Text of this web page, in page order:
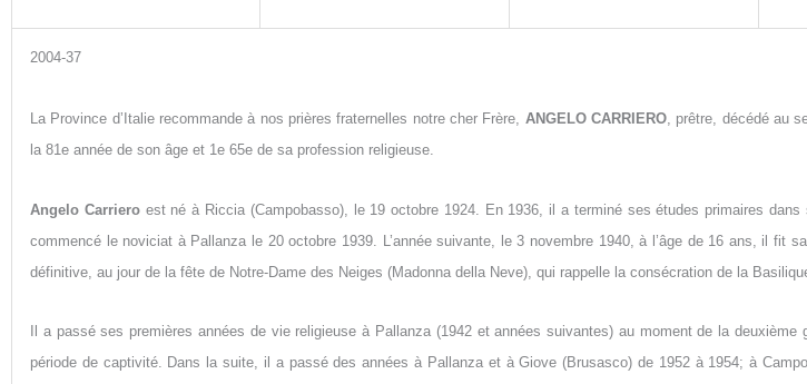
2004-37
La Province d’Italie recommande à nos prières fraternelles notre cher Frère, ANGELO CARRIERO, prêtre, décédé au
la 81e année de son âge et 1e 65e de sa profession religieuse.
Angelo Carrieroest né à Riccia (Campobasso), le 19 octobre 1924. En 1936, il a terminé ses études primaires
commencé le noviciat à Pallanza le 20 octobre 1939. L’année suivante, le 3 novembre 1940, à l’âge de 16 ans, il fit
définitive, au jour de la fête de Notre-Dame des Neiges (Madonna della Neve), qui rappelle la consécration de la
Il a passé ses premières années de vie religieuse à Pallanza (1942 et années suivantes) au moment de la
période de captivité. Dans la suite, il a passé des années à Pallanza et à Giove (Brusasco) de 1952 à 1954; à